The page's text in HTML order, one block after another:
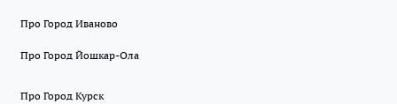
Про Город Иваново
Про Город Йошкар-Ола
Про Город Курск